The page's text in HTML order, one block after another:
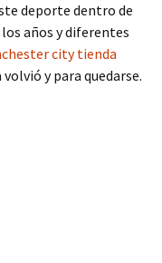
deporte dentro de
años y diferentes
city tienda
y para quedarse.